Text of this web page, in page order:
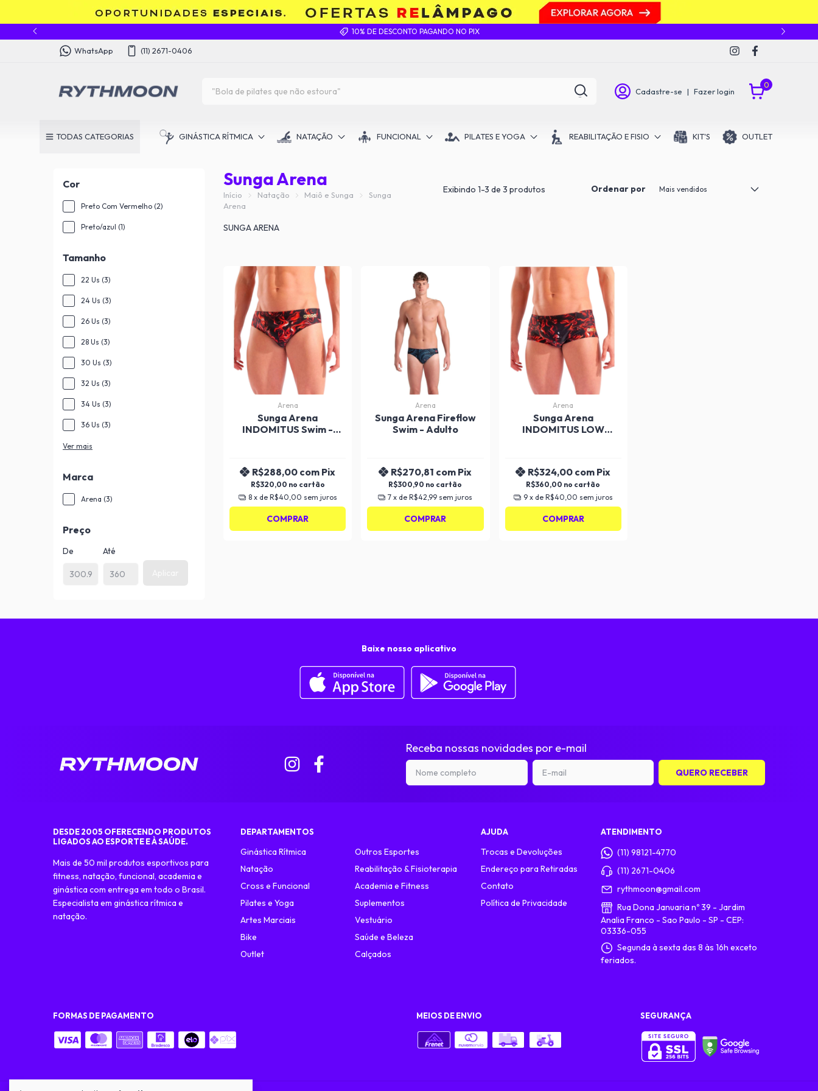
10% DE DESCONTO PAGANDO NO PIX
WhatsApp (11) 2671-0406
Cadastre-se | Fazer login
0
TODAS CATEGORIAS GINÁSTICA RÍTMICA NATAÇÃO FUNCIONAL PILATES E YOGA REABILITAÇÃO E FISIO KIT'S OUTLET
Cor
Preto Com Vermelho (2)
Preto/azul (1)
Tamanho
22 Us (3)
24 Us (3)
26 Us (3)
28 Us (3)
30 Us (3)
32 Us (3)
34 Us (3)
36 Us (3)
Ver mais
Marca
Arena (3)
Preço
De
Até
Sunga Arena
Início Natação Maiô e Sunga
Sunga
Arena
Exibindo 1-3 de 3 produtos Ordenar por
SUNGA ARENA
Arena
Sunga Arena
INDOMITUS Swim -
R$320,00
R$288,00 com Pix
8 x de R$40,00 sem juros
COMPRAR
Arena
Sunga Arena Fireflow
Swim - Adulto
R$300,90
R$270,81 com Pix
7 x deR$42,99 sem juros
COMPRAR
Arena
Sunga Arena
INDOMITUS LOW
R$360,00
R$324,00 com Pix
9 x de R$40,00 sem juros
COMPRAR
Baixe nosso aplicativo
Receba nossas novidades por e-mail
DESDE 2005 OFERECENDO PRODUTOS
LIGADOS AO ESPORTE E À SAÚDE.
Mais de 50 mil produtos esportivos para
fitness, natação, funcional, academia e
ginástica com entrega em todo o Brasil.
Especialista em ginástica rítmica e
natação.
DEPARTAMENTOS
Ginástica Rítmica
Natação
Cross e Funcional
Pilates e Yoga
Artes Marciais
Bike
Outlet
Outros Esportes
Reabilitação & Fisioterapia
Academia e Fitness
Suplementos
Vestuário
Saúde e Beleza
Calçados
AJUDA
Trocas e Devoluções
Endereço para Retiradas
Contato
Política de Privacidade
ATENDIMENTO
(11) 98121-4770
(11) 2671-0406
rythmoon@gmail.com
Rua Dona Januaria nº 39 - Jardim
Analia Franco - Sao Paulo - SP - CEP:
03336-055
Segunda à sexta das 8 às 16h exceto
feriados.
FORMAS DE PAGAMENTO MEIOS DE ENVIO SEGURANÇA